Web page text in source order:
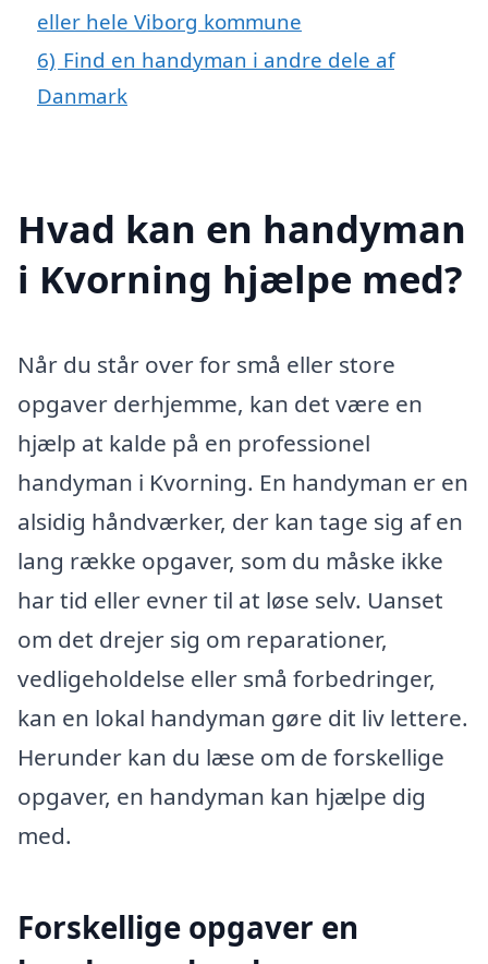
eller hele Viborg kommune
6) Find en handyman i andre dele af
Danmark
Hvad kan en handyman
i Kvorning hjælpe med?
Når du står over for små eller store
opgaver derhjemme, kan det være en
hjælp at kalde på en professionel
handyman i Kvorning. En handyman er en
alsidig håndværker, der kan tage sig af en
lang række opgaver, som du måske ikke
har tid eller evner til at løse selv. Uanset
om det drejer sig om reparationer,
vedligeholdelse eller små forbedringer,
kan en lokal handyman gøre dit liv lettere.
Herunder kan du læse om de forskellige
opgaver, en handyman kan hjælpe dig
med.
Forskellige opgaver en